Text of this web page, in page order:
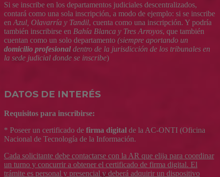
Si se inscribe en los departamentos judiciales descentralizados,
contará como una sola inscripción, a modo de ejemplo: si se inscribe
en Azul, Olavarría y Tandil, cuenta como una inscripción. Y podría
también inscribirse en Bahía Blanca y Tres Arroyos, que también
cuentan como un solo departamento (siempre aportando un
domicilio profesionaldentro de la jurisdicción de los tribunales en
la sede judicial donde se inscribe)
DATOS DE INTERÉS
Requisitos para inscribirse:
* Poseer un certificado de firma digital de la AC-ONTI (Oficina
Nacional de Tecnología de la Información.
Cada solicitante debe contactarse con la AR que elija para coordinar
un turno y concurrir a obtener el certificado de firma digital. El
trámite es personal y presencial y deberá adquirir un dispositivo